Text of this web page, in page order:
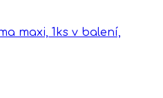
maxi, 1ks v balení,